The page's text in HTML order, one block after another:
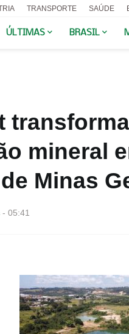
TRANSPORTE SAÚDE
ÚLTIMAS BRASIL
mineral
Minas
- 05:41